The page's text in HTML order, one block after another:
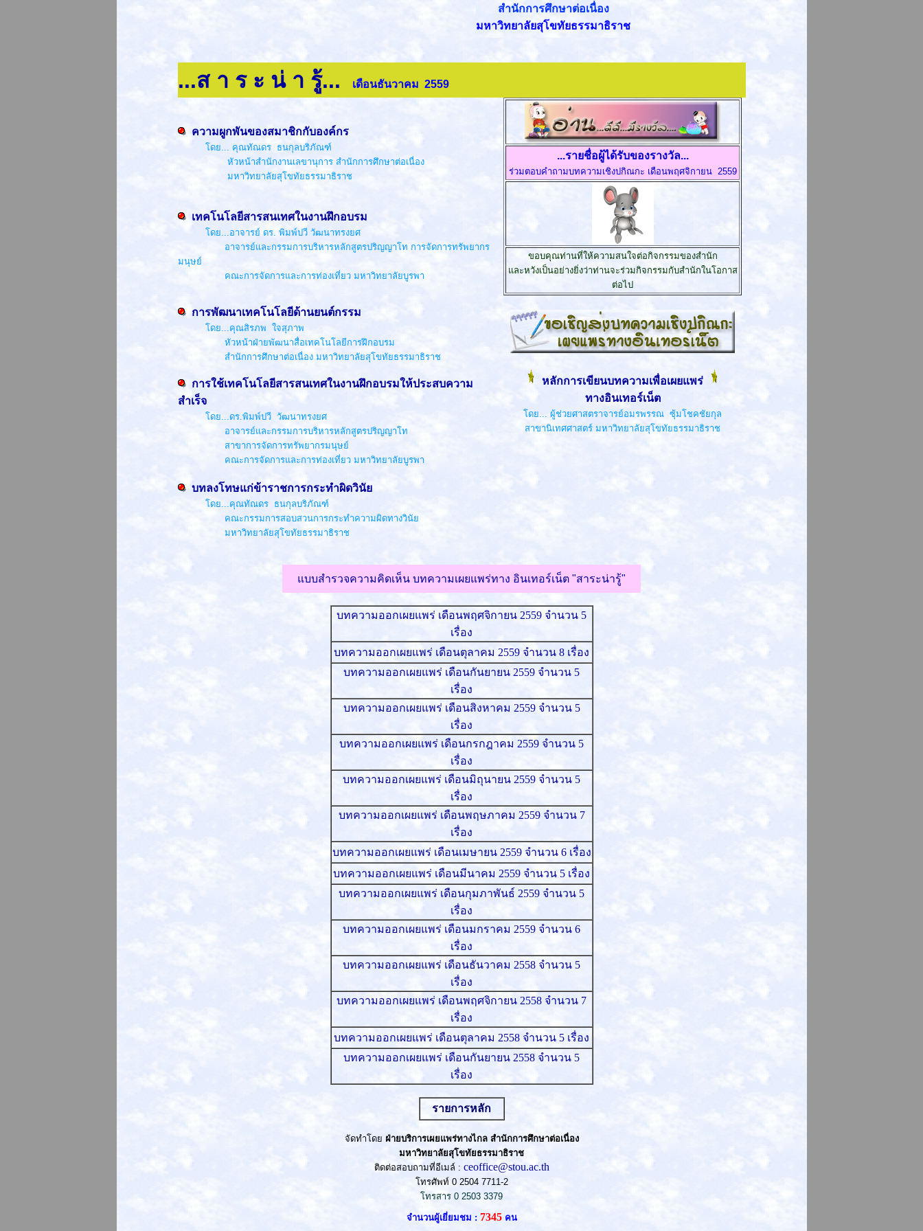
สำนักการศึกษาต่อเนื่อง
มหาวิทยาลัยสุโขทัยธรรมาธิราช
...ส า ร ะ น่ า รู้... เดือนธันวาคม 2559
ความผูกพันของสมาชิกกับองค์กร
โดย... คุณทัณดร ธนกุลบริภัณฑ์
หัวหน้าสำนักงานเลขานุการ สำนักการศึกษาต่อเนื่อง
มหาวิทยาลัยสุโขทัยธรรมาธิราช
...รายชื่อผู้ได้รับของรางวัล...
ร่วมตอบคำถามบทความเชิงปกิณกะ เดือนพฤศจิกายน 2559
ขอบคุณท่านที่ให้ความสนใจต่อกิจกรรมของสำนัก
และหวังเป็นอย่างยิ่งว่าท่านจะร่วมกิจกรรมกับสำนักในโอกาส
ต่อไป
หลักการเขียนบทความเพื่อเผยแพร่
ทางอินเทอร์เน็ต
โดย... ผู้ช่วยศาสตราจารย์อมรพรรณ ซุ้มโชคชัยกุล
สาขานิเทศศาสตร์ มหาวิทยาลัยสุโขทัยธรรมาธิราช
เทคโนโลยีสารสนเทศในงานฝึกอบรม
โดย...อาจารย์ ดร. พิมพ์ปวี วัฒนาทรงยศ
อาจารย์และกรรมการบริหารหลักสูตรปริญญาโท การจัดการทรัพยากร
มนุษย์
คณะการจัดการและการท่องเที่ยว มหาวิทยาลัยบูรพา
การพัฒนาเทคโนโลยีด้านยนต์กรรม
โดย...คุณสิรภพ ใจสุภาพ
หัวหน้าฝ่ายพัฒนาสื่อเทคโนโลยีการฝึกอบรม
สำนักการศึกษาต่อเนื่อง มหาวิทยาลัยสุโขทัยธรรมาธิราช
การใช้เทคโนโลยีสารสนเทศในงานฝึกอบรมให้ประสบความ
สำเร็จ
โดย...ดร.พิมพ์ปวี วัฒนาทรงยศ
อาจารย์และกรรมการบริหารหลักสูตรปริญญาโท
สาขาการจัดการทรัพยากรมนุษย์
คณะการจัดการและการท่องเที่ยว มหาวิทยาลัยบูรพา
บทลงโทษแก่ข้าราชการกระทำผิดวินัย
โดย...คุณทัณดร ธนกุลบริภัณฑ์
คณะกรรมการสอบสวนการกระทำความผิดทางวินัย
มหาวิทยาลัยสุโขทัยธรรมาธิราช
แบบสำรวจความคิดเห็น บทความเผยแพร่ทาง อินเทอร์เน็ต "สาระน่ารู้"
บทความออกเผยแพร่ เดือนพฤศจิกายน 2559 จำนวน 5
เรื่อง
บทความออกเผยแพร่ เดือนตุลาคม 2559 จำนวน 8 เรื่อง
บทความออกเผยแพร่ เดือนกันยายน 2559 จำนวน 5
เรื่อง
บทความออกเผยแพร่ เดือนสิงหาคม 2559 จำนวน 5
เรื่อง
บทความออกเผยแพร่ เดือนกรกฎาคม 2559 จำนวน 5
เรื่อง
บทความออกเผยแพร่ เดือนมิถุนายน 2559 จำนวน 5
เรื่อง
บทความออกเผยแพร่ เดือนพฤษภาคม 2559 จำนวน 7
เรื่อง
บทความออกเผยแพร่ เดือนเมษายน 2559 จำนวน 6 เรื่อง
บทความออกเผยแพร่ เดือนมีนาคม 2559 จำนวน 5 เรื่อง
บทความออกเผยแพร่ เดือนกุมภาพันธ์ 2559 จำนวน 5
เรื่อง
บทความออกเผยแพร่ เดือนมกราคม 2559 จำนวน 6
เรื่อง
บทความออกเผยแพร่ เดือนธันวาคม 2558 จำนวน 5
เรื่อง
บทความออกเผยแพร่ เดือนพฤศจิกายน 2558 จำนวน 7
เรื่อง
บทความออกเผยแพร่ เดือนตุลาคม 2558 จำนวน 5 เรื่อง
บทความออกเผยแพร่ เดือนกันยายน 2558 จำนวน 5
เรื่อง
รายการหลัก
จัดทำโดย ฝ่ายบริการเผยแพร่ทางไกล สำนักการศึกษาต่อเนื่อง
มหาวิทยาลัยสุโขทัยธรรมาธิราช
ติดต่อสอบถามที่อีเมล์ : ceoffice@stou.ac.th
โทรศัพท์ 0 2504 7711-2
โทรสาร 0 2503 3379
จำนวนผู้เยี่ยมชม : 7345คน